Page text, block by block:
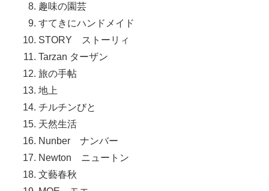
趣味の園芸
すてきにハンドメイド
STORY ストーリィ
Tarzan ターザン
旅の手帖
地上
チルチンびと
天然生活
Nunber ナンバー
Newton ニュートン
文藝春秋